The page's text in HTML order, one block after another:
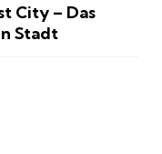
City – Das
Stadt